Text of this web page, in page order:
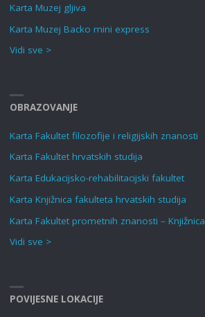
Karta Muzej gljiva
Karta Muzej Backo mini express
Vidi sve >
OBRAZOVANJE
Karta Fakultet filozofije i religijskih znanosti
Karta Fakultet hrvatskih studija
Karta Edukacijsko-rehabilitacijski fakultet
Karta Knjižnica fakulteta hrvatskih studija
Karta Fakultet prometnih znanosti – Knjižnica
Vidi sve >
POVIJESNE LOKACIJE